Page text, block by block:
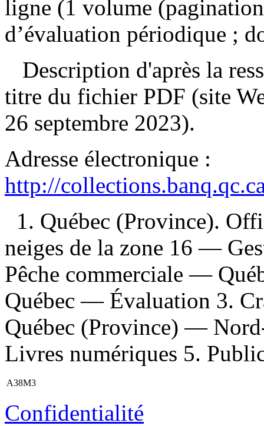
ligne (1 volume
d’évaluation périodique ;
Description d'après la
titre du fichier PDF (site
26 septembre 2023).
Adresse électronique :
http://
1. Québec (Province).
neiges de la zone 16 —
Pêche commerciale —
Québec — Évaluation 3.
Québec (Province) —
Livres numériques 5.
A38M3
Confidentialité